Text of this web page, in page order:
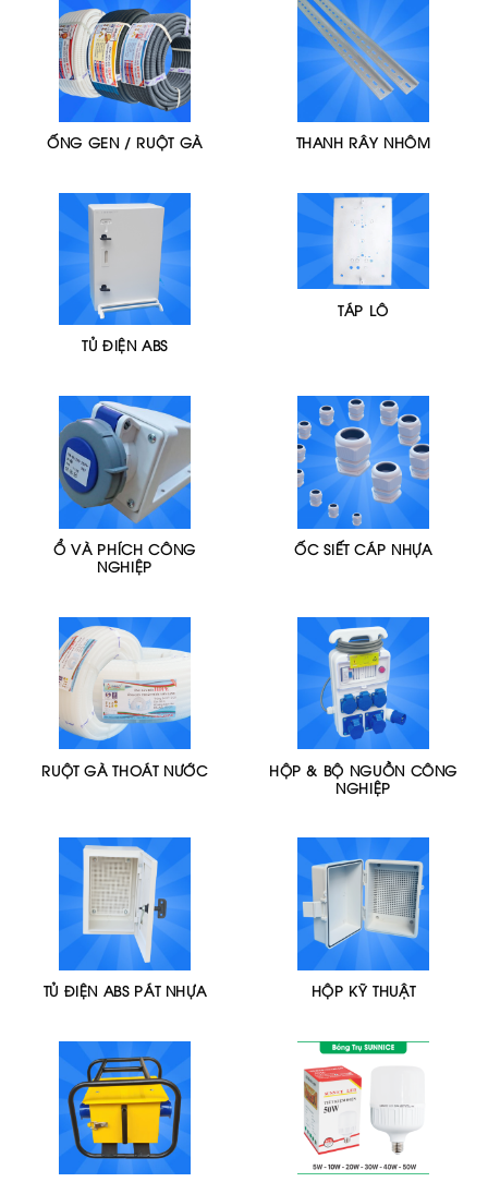
ỐNG GEN / RUỘT GÀ THANH RÂY NHÔM
TỦ ĐIỆN ABS
TÁP LÔ
Ổ VÀ PHÍCH CÔNG
NGHIỆP
ỐC SIẾT CÁP NHỰA
RUỘT GÀ THOÁT NƯỚC
HỘP & BỘ NGUỒN CÔNG
NGHIỆP
TỦ ĐIỆN ABS PÁT NHỰA HỘP KỸ THUẬT